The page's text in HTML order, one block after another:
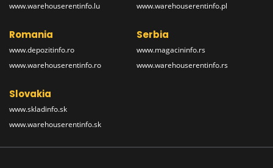
www.warehouserentinfo.lu
www.warehouserentinfo.pl
Romania
www.depozitinfo.ro
www.warehouserentinfo.ro
Serbia
www.magacininfo.rs
www.warehouserentinfo.rs
Slovakia
www.skladinfo.sk
www.warehouserentinfo.sk